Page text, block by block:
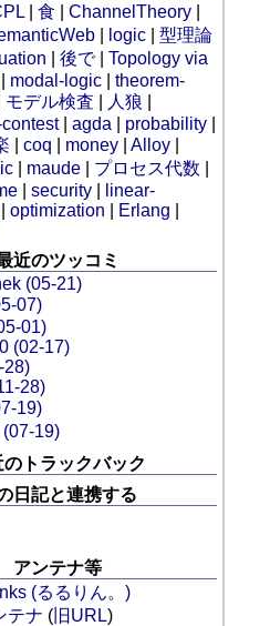
|食 |ChannelTheory
logic |型理論
|後で|Topology via
modal-logic |theorem-
モデル検査 人狼
|agda probability
|coq money |Alloy
maude プロセス代数
|security
linear-
|optimization Erlang
近のツッコミ
(05-21)
07)
01)
(02-17)
28)
28)
19)
19)
のトラックバック
日記と連携する
アンテナ等
(るるりん。)
テナ ( 旧URL)